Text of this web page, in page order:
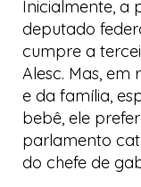
Inicialmente, a
deputado
cumpre a
Alesc. Mas,
e da família,
bebê, ele
parlamento
do chefe de